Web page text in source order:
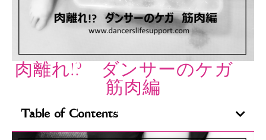
肉離れ!? ダンサーのケガ
筋肉編
Table of Contents